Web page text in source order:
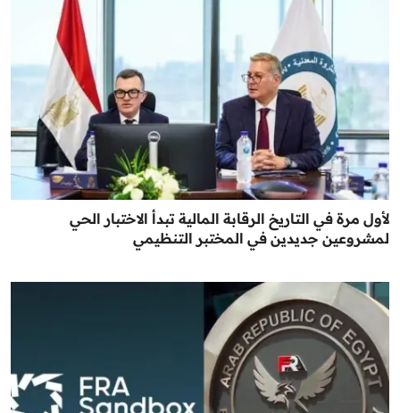
لأول مرة في التاريخ الرقابة المالية تبدأ الاختبار الحي
لمشروعين جديدين في المختبر التنظيمي